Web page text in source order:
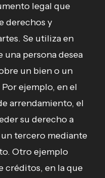
legal que
derechos y
Se utiliza en
una persona desea
un bien o un
ejemplo, en el
arrendamiento, el
su derecho a
tercero mediante
Otro ejemplo
créditos, en la que